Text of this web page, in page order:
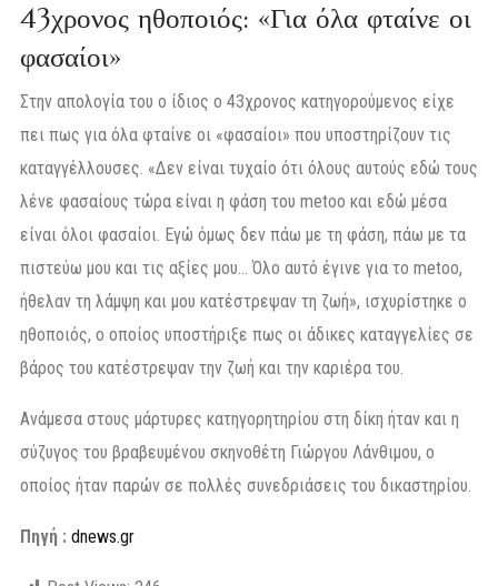
43χρονος ηθοποιός: «Για όλα φταίνε οι
φασαίοι»
Στην απολογία του ο ίδιος ο 43χρονος κατηγορούμενος είχε
πει πως για όλα φταίνε οι «φασαίοι» που υποστηρίζουν τις
καταγγέλλουσες. «Δεν είναι τυχαίο ότι όλους αυτούς εδώ τους
λένε φασαίους τώρα είναι η φάση του metoo και εδώ μέσα
είναι όλοι φασαίοι. Εγώ όμως δεν πάω με τη φάση, πάω με τα
πιστεύω μου και τις αξίες μου… Όλο αυτό έγινε για το metoo,
ήθελαν τη λάμψη και μου κατέστρεψαν τη ζωή», ισχυρίστηκε ο
ηθοποιός, ο οποίος υποστήριξε πως οι άδικες καταγγελίες σε
βάρος του κατέστρεψαν την ζωή και την καριέρα του.
Ανάμεσα στους μάρτυρες κατηγορητηρίου στη δίκη ήταν και η
σύζυγος του βραβευμένου σκηνοθέτη Γιώργου Λάνθιμου, ο
οποίος ήταν παρών σε πολλές συνεδριάσεις του δικαστηρίου.
Πηγή : dnews.gr